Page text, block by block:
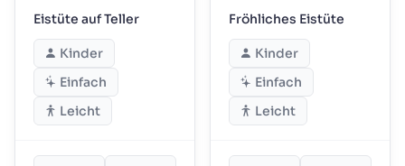
Eistüte auf Teller
Kinder
Einfach
Leicht
Fröhliches Eistüte
Kinder
Einfach
Leicht